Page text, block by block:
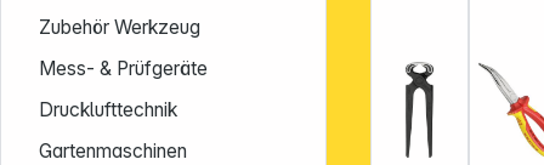
Zubehör Werkzeug
Mess- & Prüfgeräte
Drucklufttechnik
Gartenmaschinen